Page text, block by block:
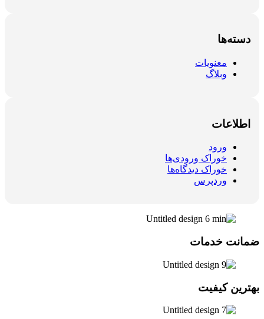
دسته‌ها
معنویات
وبلاگ
اطلاعات
ورود
خوراک ورودی‌ها
خوراک دیدگاه‌ها
وردپرس
ضمانت خدمات
بهترین کیفیت